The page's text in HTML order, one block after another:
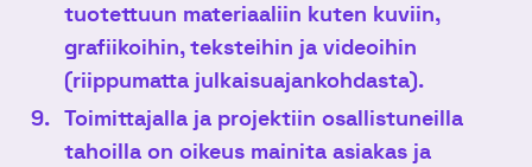
tuotettuun materiaaliin kuten kuviin,
grafiikoihin, teksteihin ja videoihin
(riippumatta julkaisuajankohdasta).
Toimittajalla ja projektiin osallistuneilla
tahoilla on oikeus mainita asiakas ja